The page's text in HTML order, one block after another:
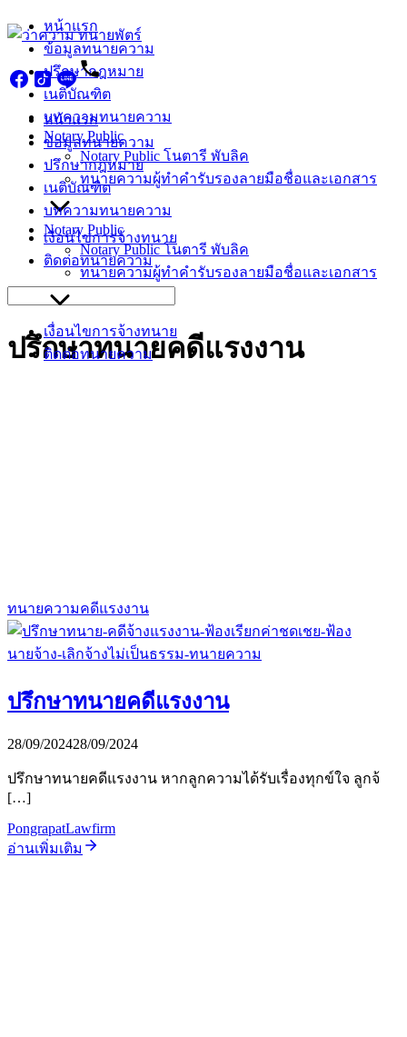
Skip
to
content
หน้าแรก
ข้อมูลทนายความ
ปรึกษากฎหมาย
เนติบัณฑิต
บทความทนายความ
Notary Public
Notary Public โนตารี พับลิค
ทนายความผู้ทำคำรับรองลายมือชื่อและเอกสาร
เงื่อนไขการจ้างทนาย
ติดต่อทนายความ
หน้าแรก
ข้อมูลทนายความ
ปรึกษากฎหมาย
เนติบัณฑิต
บทความทนายความ
Notary Public
Notary Public โนตารี พับลิค
ทนายความผู้ทำคำรับรองลายมือชื่อและเอกสาร
เงื่อนไขการจ้างทนาย
ติดต่อทนายความ
for:
ปรึกษาทนายคดีแรงงาน
ทนายความคดีแรงงาน
ปรึกษาทนายคดีแรงงาน
28/09/202428/09/2024
ปรึกษาทนายคดีแรงงาน หากลูกความได้รับเรื่องทุกข์ใจ ลูกจ้
[…]
PongrapatLawfirm
อ่านเพิ่มเติม